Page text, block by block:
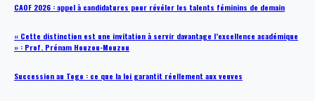
CAOF 2026 : appel à candidatures pour révéler les talents féminins de demain
« Cette distinction est une invitation à servir davantage l’excellence académique
» : Prof. Prénam Houzou-Mouzou
Succession au Togo : ce que la loi garantit réellement aux veuves